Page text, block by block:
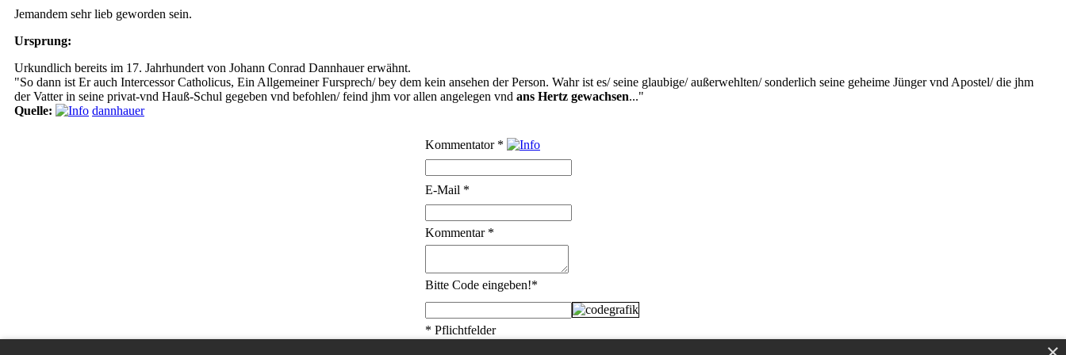
Jemandem sehr lieb geworden sein.
Ursprung:
Urkundlich bereits im 17. Jahrhundert von Johann Conrad Dannhauer erwähnt.
"So dann ist Er auch Intercessor Catholicus, Ein Allgemeiner Fursprech/ bey dem kein ansehen der Person. Wahr ist es/ seine glaubige/ außerwehlten/ sonderlich seine geheime Jünger vnd Apostel/ die jhm
der Vatter in seine privat-vnd Hauß-Schul gegeben vnd befohlen/ feind jhm vor allen angelegen vnd ans Hertz gewachsen..."
Quelle:
dannhauer
Kommentator *
E-Mail *
Kommentar *
Bitte Code eingeben!*
* Pflichtfelder